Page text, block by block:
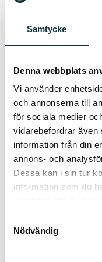
Samtycke
Denna webbplats
Vi använder
och annonserna till
för sociala medier
vidarebefordrar även
information från din
annons- och
Dessa kan i sin tur
information som du
Nödvändig
seurannalla, jotta
onnistumisesta.
Siinä, missä
edukseen, on
ymmärtää